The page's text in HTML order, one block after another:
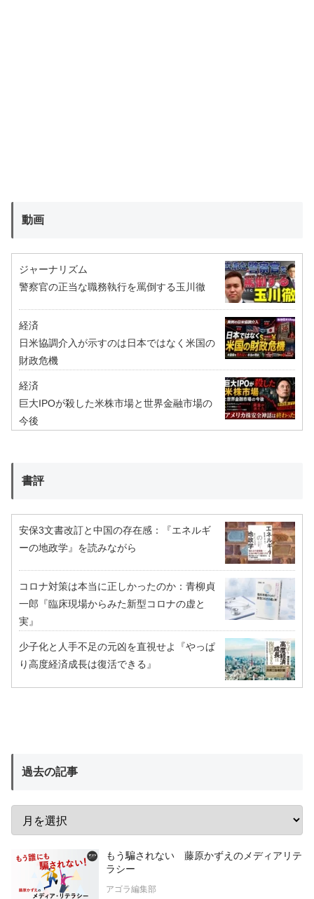
動画
ジャーナリズム
警察官の正当な職務執行を罵倒する玉川徹
経済
日米協調介入が示すのは日本ではなく米国の
財政危機
経済
巨大IPOが殺した米株市場と世界金融市場の
今後
書評
安保3文書改訂と中国の存在感：『エネルギ
ーの地政学』を読みながら
コロナ対策は本当に正しかったのか：青柳貞
一郎『臨床現場からみた新型コロナの虚と
実』
少子化と人手不足の元凶を直視せよ『やっぱ
り高度経済成長は復活できる』
過去の記事
もう騙されない 藤原かずえのメディアリテ
ラシー
アゴラ編集部